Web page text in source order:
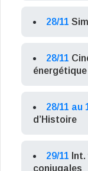
28/11
28/11
énergétique
28/11 au
d’Histoire
29/11
conjugales